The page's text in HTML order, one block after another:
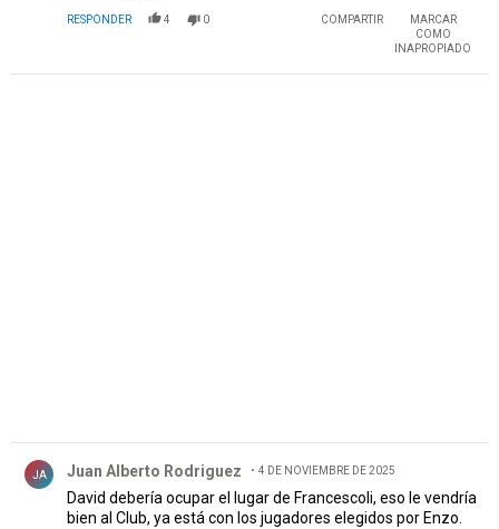
RESPONDER 4 0 COMPARTIR
MARCAR
COMO
INAPROPIADO
JA Juan Alberto Rodriguez 4 DE NOVIEMBRE DE 2025
David debería ocupar el lugar de Francescoli, eso le vendría
bien al Club, ya está con los jugadores elegidos por Enzo.